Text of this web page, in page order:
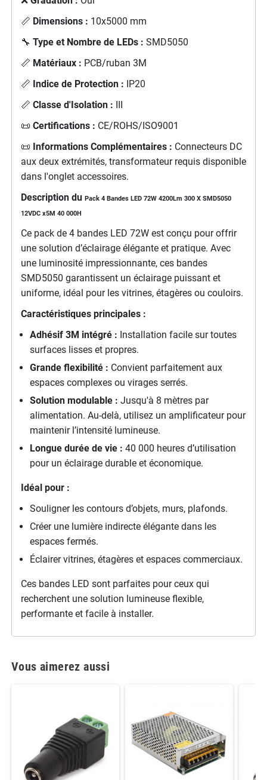
📏 Dimensions : 10x5000 mm
🔧 Type et Nombre de LEDs : SMD5050
📏 Matériaux : PCB/ruban 3M
📏 Indice de Protection : IP20
📏 Classe d'Isolation : III
📜 Certifications : CE/ROHS/ISO9001
📜 Informations Complémentaires : Connecteurs DC
aux deux extrémités, transformateur requis disponible
dans l'onglet accessoires.
Description du Pack 4 Bandes LED 72W 4200Lm 300 X SMD5050
12VDC x5M 40 000H
Ce pack de 4 bandes LED 72W est conçu pour offrir
une solution d’éclairage élégante et pratique. Avec
une luminosité impressionnante, ces bandes
SMD5050 garantissent un éclairage puissant et
uniforme, idéal pour les vitrines, étagères ou couloirs.
Caractéristiques principales :
Adhésif 3M intégré : Installation facile sur toutes
surfaces lisses et propres.
Grande flexibilité : Convient parfaitement aux
espaces complexes ou virages serrés.
Solution modulable : Jusqu'à 8 mètres par
alimentation. Au-delà, utilisez un amplificateur pour
maintenir l’intensité lumineuse.
Longue durée de vie : 40 000 heures d’utilisation
pour un éclairage durable et économique.
Idéal pour :
Souligner les contours d’objets, murs, plafonds.
Créer une lumière indirecte élégante dans les
espaces fermés.
Éclairer vitrines, étagères et espaces commerciaux.
Ces bandes LED sont parfaites pour ceux qui
recherchent une solution lumineuse flexible,
performante et facile à installer.
Vous aimerez aussi